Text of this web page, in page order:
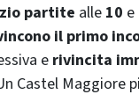
partite alle 10
il primo
e rivincita
Castel